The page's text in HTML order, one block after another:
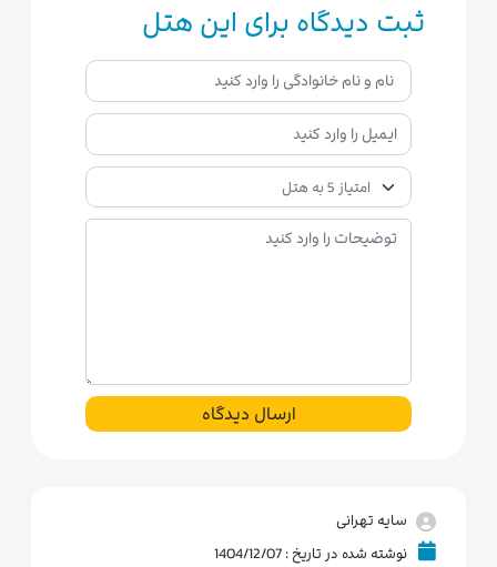
ثبت دیدگاه برای این هتل
ارسال دیدگاه
سایه تهرانی
نوشته شده در تاریخ : 1404/12/07